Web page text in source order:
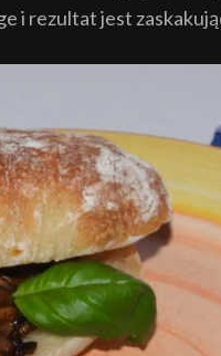
i rezultat jest